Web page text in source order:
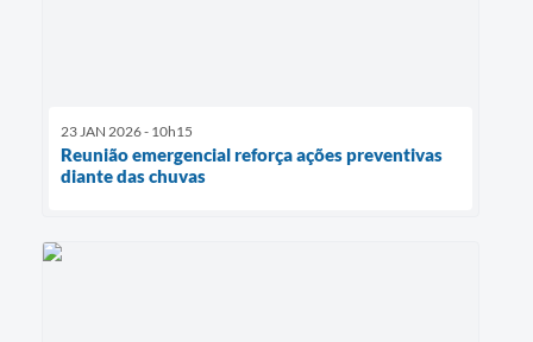
23 JAN 2026 - 10h15
Reunião emergencial reforça ações preventivas
diante das chuvas